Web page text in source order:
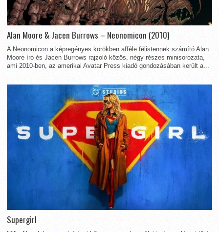
Alan Moore & Jacen Burrows – Neonomicon (2010)
A Neonomicon a képregényes körökben afféle félistennek számító Alan
Moore író és Jacen Burrows rajzoló közös, négy részes minisorozata,
ami 2010-ben, az amerikai Avatar Press kiadó gondozásában került a...
Supergirl